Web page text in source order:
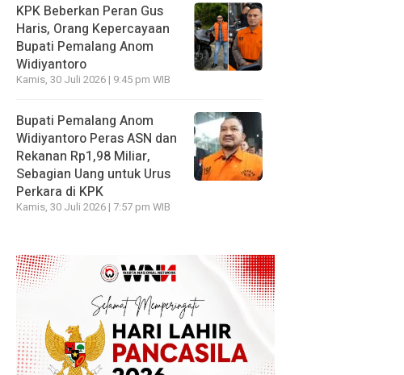
KPK Beberkan Peran Gus
Haris, Orang Kepercayaan
Bupati Pemalang Anom
Widiyantoro
Kamis, 30 Juli 2026 | 9:45 pm WIB
Bupati Pemalang Anom
Widiyantoro Peras ASN dan
Rekanan Rp1,98 Miliar,
Sebagian Uang untuk Urus
Perkara di KPK
Kamis, 30 Juli 2026 | 7:57 pm WIB